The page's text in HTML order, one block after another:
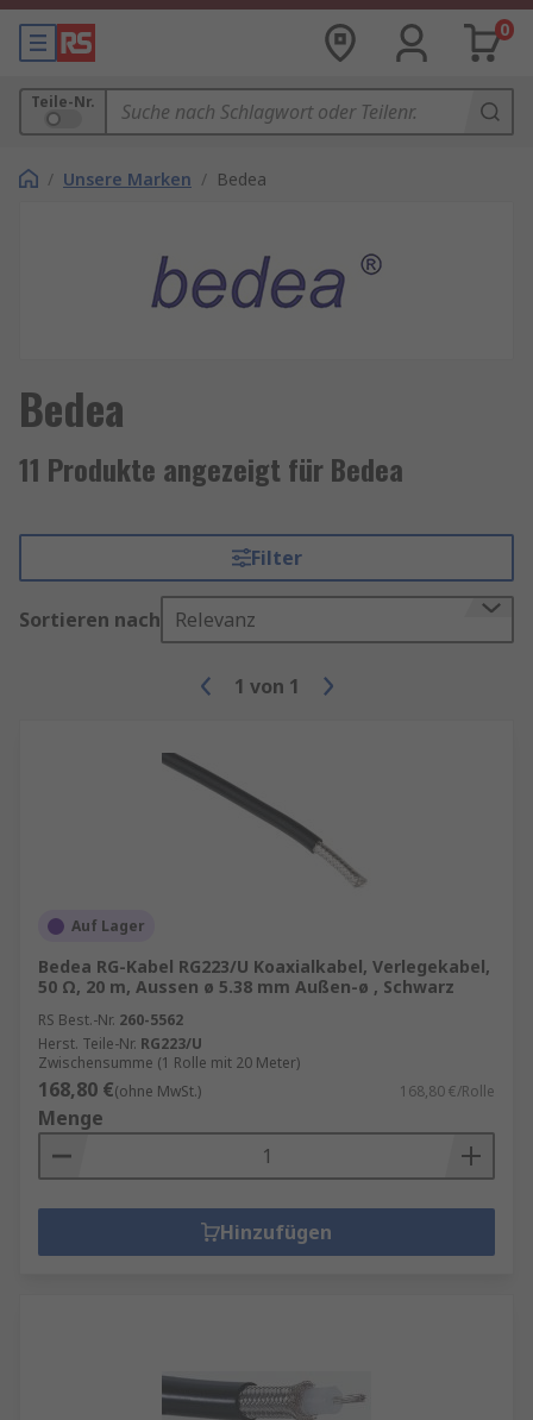
0
Teile-Nr.
/ Unsere Marken / Bedea
Bedea
11 Produkte angezeigt für Bedea
Filter
Sortieren nach Relevanz
1 von 1
Auf Lager
Bedea RG-Kabel RG223/U Koaxialkabel, Verlegekabel,
50 Ω, 20 m, Aussen ø 5.38 mm Außen-ø , Schwarz
RS Best.-Nr. 260-5562
Herst. Teile-Nr. RG223/U
Zwischensumme (1 Rolle mit 20 Meter)
168,80 €(ohne MwSt.) 168,80 €/Rolle
Menge
Hinzufügen